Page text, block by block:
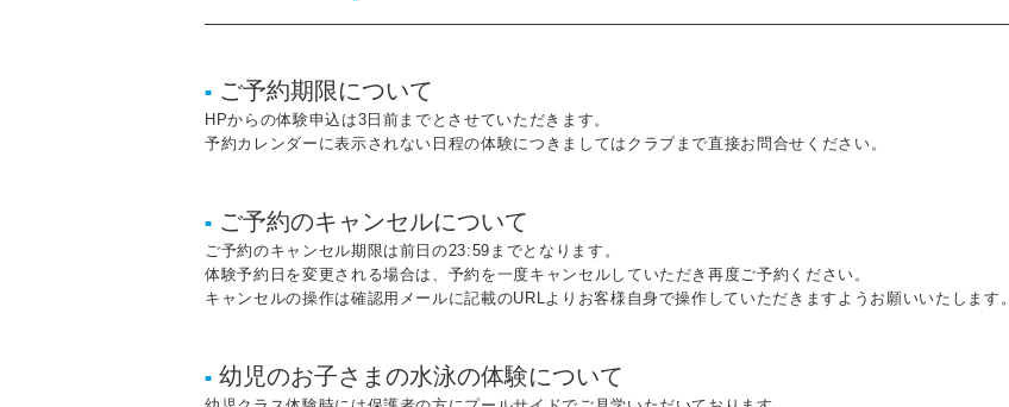
■ ご予約期限について
HPからの体験申込は3日前までとさせていただきます。
予約カレンダーに表示されない日程の体験につきましてはクラブまで直接お問合せください。
■ ご予約のキャンセルについて
ご予約のキャンセル期限は前日の23:59までとなります。
体験予約日を変更される場合は、予約を一度キャンセルしていただき再度ご予約ください。
キャンセルの操作は確認用メールに記載のURLよりお客様自身で操作していただきますようお願いいたします。
■ 幼児のお子さまの水泳の体験について